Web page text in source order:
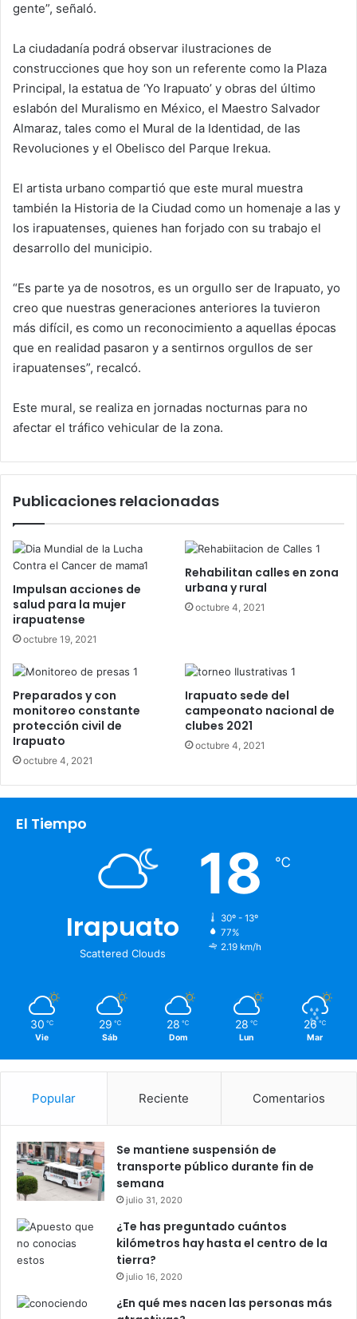
gente”, señaló.
La ciudadanía podrá observar ilustraciones de
construcciones que hoy son un referente como la Plaza
Principal, la estatua de ‘Yo Irapuato’ y obras del último
eslabón del Muralismo en México, el Maestro Salvador
Almaraz, tales como el Mural de la Identidad, de las
Revoluciones y el Obelisco del Parque Irekua.
El artista urbano compartió que este mural muestra
también la Historia de la Ciudad como un homenaje a las y
los irapuatenses, quienes han forjado con su trabajo el
desarrollo del municipio.
“Es parte ya de nosotros, es un orgullo ser de Irapuato, yo
creo que nuestras generaciones anteriores la tuvieron
más difícil, es como un reconocimiento a aquellas épocas
que en realidad pasaron y a sentirnos orgullos de ser
irapuatenses”, recalcó.
Este mural, se realiza en jornadas nocturnas para no
afectar el tráfico vehicular de la zona.
Publicaciones relacionadas
Impulsan acciones de
salud para la mujer
irapuatense
octubre 19, 2021
Rehabilitan calles en zona
urbana y rural
octubre 4, 2021
Preparados y con
monitoreo constante
protección civil de
Irapuato
octubre 4, 2021
Irapuato sede del
campeonato nacional de
clubes 2021
octubre 4, 2021
El Tiempo
Irapuato
Scattered Clouds
18 ℃
30º - 13º
77%
2.19 km/h
30 ℃
Vie
29 ℃
Sáb
28 ℃
Dom
28 ℃
Lun
26 ℃
Mar
Popular Reciente Comentarios
Se mantiene suspensión de
transporte público durante fin de
semana
julio 31, 2020
¿Te has preguntado cuántos
kilómetros hay hasta el centro de la
tierra?
julio 16, 2020
¿En qué mes nacen las personas más